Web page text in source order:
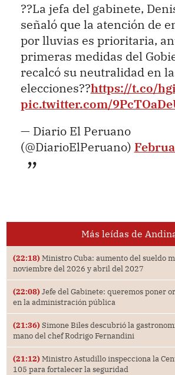
??La jefa del gabinete,
señaló que la atención de
por lluvias es prioritaria,
primeras medidas del
recalcó su neutralidad en
elecciones??https://t.co/
pic.twitter.com/
— Diario El Peruano
(@DiarioElPeruano)
Más leídas de
(22:18) Ministro Cuba: aumento del sueldo
noviembre del 2026 y abril del 2027
(22:08) Jefe del Gabinete: queremos poner
en la administración pública
(21:36) Simone Biles descubrió la
mano del chef Rodrigo Fernandini
(21:12) Ministro Astudillo inspecciona la
105 para fortalecer la seguridad